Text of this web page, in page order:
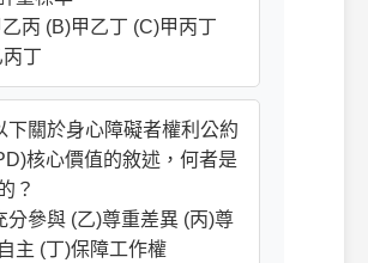
丙 (B)甲乙丁 (C)甲丙丁
丁
下關於身心障礙者權利公約
核心價值的敘述，何者是
？
分參與 (乙)尊重差異 (丙)尊
主 (丁)保障工作權